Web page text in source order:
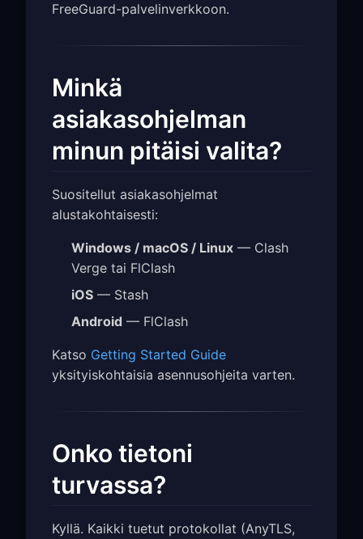
FreeGuard-palvelinverkkoon.
Minkä
asiakasohjelman
minun pitäisi valita?
Suositellut asiakasohjelmat
alustakohtaisesti:
Windows / macOS / Linux — Clash
Verge tai FlClash
iOS — Stash
Android — FlClash
Katso Getting Started Guide
yksityiskohtaisia asennusohjeita varten.
Onko tietoni
turvassa?
Kyllä. Kaikki tuetut protokollat (AnyTLS,